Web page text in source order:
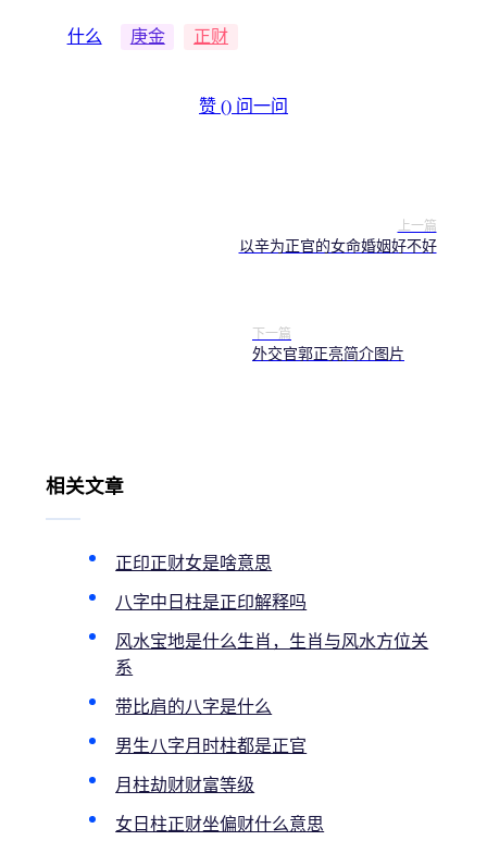
什么 庚金 正财
赞 () 问一问
上一篇
以辛为正官的女命婚姻好不好
下一篇
外交官郭正亮简介图片
相关文章
正印正财女是啥意思
八字中日柱是正印解释吗
风水宝地是什么生肖，生肖与风水方位关
系
带比肩的八字是什么
男生八字月时柱都是正官
月柱劫财财富等级
女日柱正财坐偏财什么意思